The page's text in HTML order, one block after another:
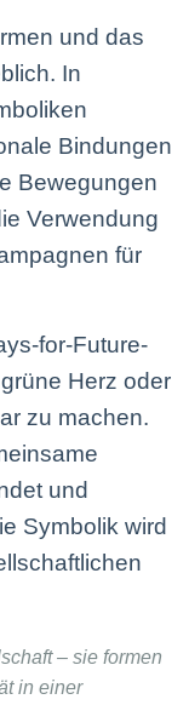
und das
In
Bindungen
Bewegungen
Verwendung
für
for-Future-
Herz oder
zu machen.
und
Symbolik wird
– sie formen
in einer